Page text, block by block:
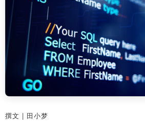
撰文 | 田小梦